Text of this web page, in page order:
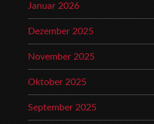
Januar 2026
Dezember 2025
November 2025
Oktober 2025
September 2025